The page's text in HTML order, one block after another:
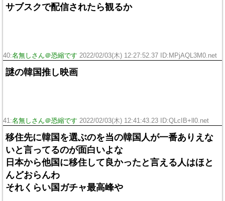
サブスクで配信されたら観るか
40:名無しさん＠恐縮です 2022/02/03(木) 12:27:52.37 ID:MPjAQL3M0.net
謎の韓国推し映画
41:名無しさん＠恐縮です 2022/02/03(木) 12:41:43.23 ID:QLcIB+ll0.net
移住先に韓国を選ぶのを当の韓国人が一番ありえな
いと言ってるのが面白いよな
日本から他国に移住して良かったと言える人はほと
んどおらんわ
それくらい国ガチャ最高峰や